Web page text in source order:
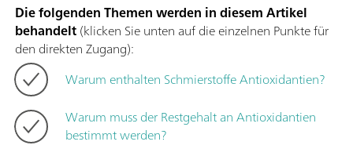
Die folgenden Themen werden in diesem Artikel
behandelt(klicken Sie unten auf die einzelnen Punkte für
den direkten Zugang):
Warum enthalten Schmierstoffe Antioxidantien?
Warum muss der Restgehalt an Antioxidantien
bestimmt werden?